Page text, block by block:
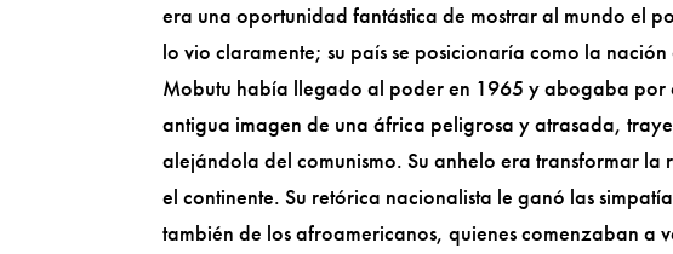
era una oportunidad fantástica de mostrar al mundo el
lo vio claramente; su país se posicionaría como la
Mobutu había llegado al poder en 1965 y abogaba
antigua imagen de una áfrica peligrosa y atrasada,
alejándola del comunismo. Su anhelo era transformar
el continente. Su retórica nacionalista le ganó las
también de los afroamericanos, quienes comenzaban